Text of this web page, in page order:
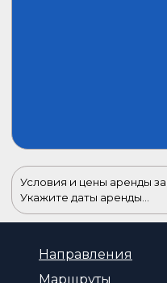
Условия и цены аренды
Укажите даты аренды...
Направления
Маршруты